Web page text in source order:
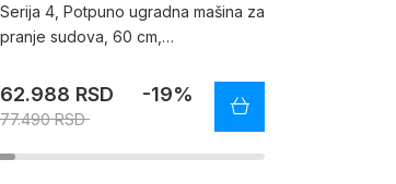
Serija 4, Potpuno ugradna mašina za
pranje sudova, 60 cm,
62.988 RSD
77.490 RSD
-19%